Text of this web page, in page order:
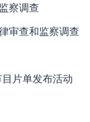
察调查
审查和监察调查
片单发布活动